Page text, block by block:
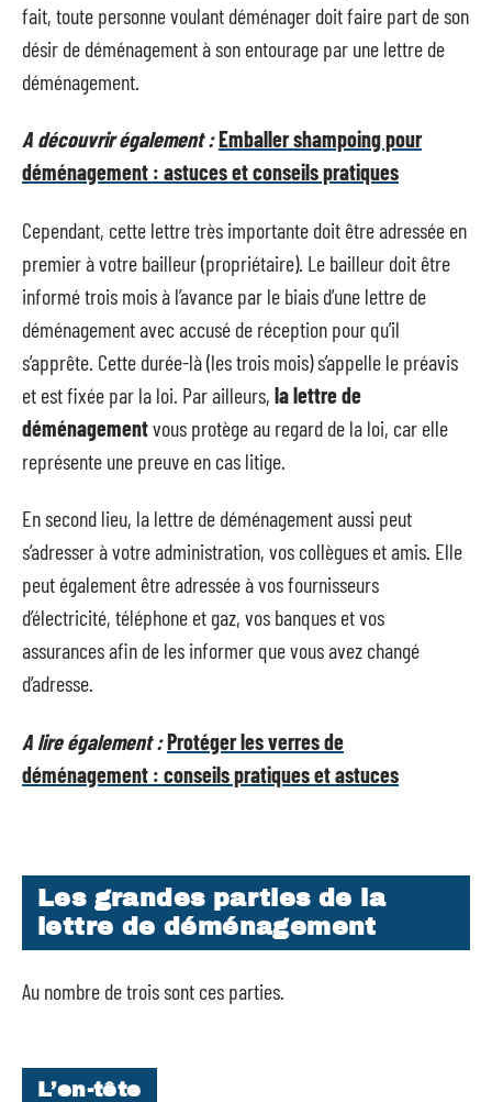
fait, toute personne voulant déménager doit faire part de son
désir de déménagement à son entourage par une lettre de
déménagement.
A découvrir également :Emballer shampoing pour
déménagement : astuces et conseils pratiques
Cependant, cette lettre très importante doit être adressée en
premier à votre bailleur (propriétaire). Le bailleur doit être
informé trois mois à l’avance par le biais d’une lettre de
déménagement avec accusé de réception pour qu’il
s’apprête. Cette durée-là (les trois mois) s’appelle le préavis
et est fixée par la loi. Par ailleurs, la lettre de
déménagementvous protège au regard de la loi, car elle
représente une preuve en cas litige.
En second lieu, la lettre de déménagement aussi peut
s’adresser à votre administration, vos collègues et amis. Elle
peut également être adressée à vos fournisseurs
d’électricité, téléphone et gaz, vos banques et vos
assurances afin de les informer que vous avez changé
d’adresse.
A lire également :Protéger les verres de
déménagement : conseils pratiques et astuces
Les grandes parties de la
lettre de déménagement
Au nombre de trois sont ces parties.
L’en-tête